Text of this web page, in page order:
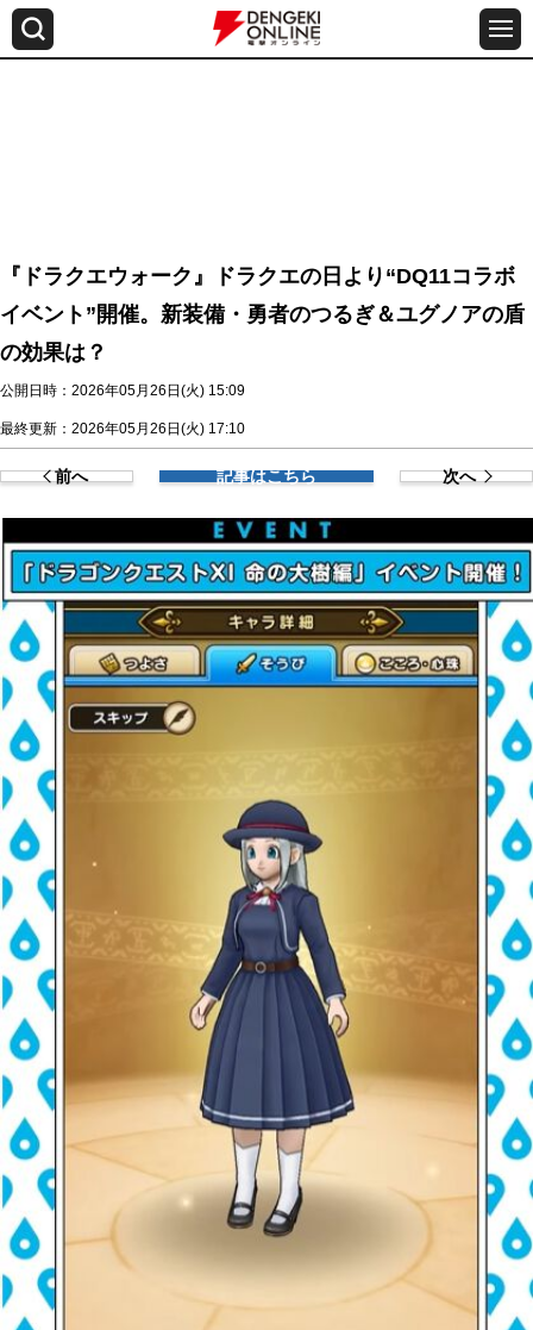
『ドラクエウォーク』ドラクエの日より“DQ11コラボ
イベント”開催。新装備・勇者のつるぎ＆ユグノアの盾
の効果は？
公開日時：2026年05月26日(火) 15:09
最終更新：2026年05月26日(火) 17:10
前へ 記事はこちら 次へ